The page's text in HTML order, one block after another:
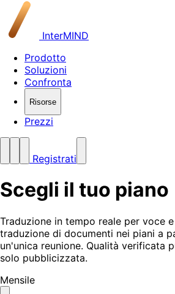
InterMIND
Prodotto
Soluzioni
Confronta
Risorse
Prezzi
Registrati
Scegli il tuo piano
Traduzione in tempo reale per voce
traduzione di documenti nei piani a
un'unica reunione. Qualità verificata
solo pubblicizzata.
Mensile